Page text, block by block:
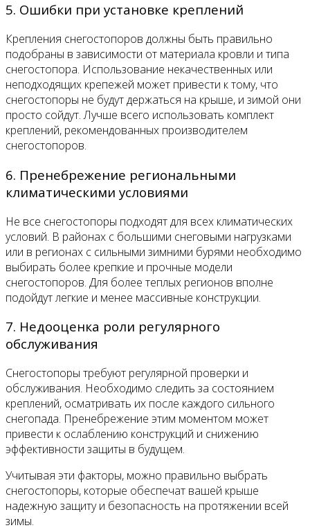
5. Ошибки при установке креплений
Крепления снегостопоров должны быть правильно
подобраны в зависимости от материала кровли и типа
снегостопора. Использование некачественных или
неподходящих крепежей может привести к тому, что
снегостопоры не будут держаться на крыше, и зимой они
просто сойдут. Лучше всего использовать комплект
креплений, рекомендованных производителем
снегостопоров.
6. Пренебрежение региональными
климатическими условиями
Не все снегостопоры подходят для всех климатических
условий. В районах с большими снеговыми нагрузками
или в регионах с сильными зимними бурями необходимо
выбирать более крепкие и прочные модели
снегостопоров. Для более теплых регионов вполне
подойдут легкие и менее массивные конструкции.
7. Недооценка роли регулярного
обслуживания
Снегостопоры требуют регулярной проверки и
обслуживания. Необходимо следить за состоянием
креплений, осматривать их после каждого сильного
снегопада. Пренебрежение этим моментом может
привести к ослаблению конструкций и снижению
эффективности защиты в будущем.
Учитывая эти факторы, можно правильно выбрать
снегостопоры, которые обеспечат вашей крыше
надежную защиту и безопасность на протяжении всей
зимы.